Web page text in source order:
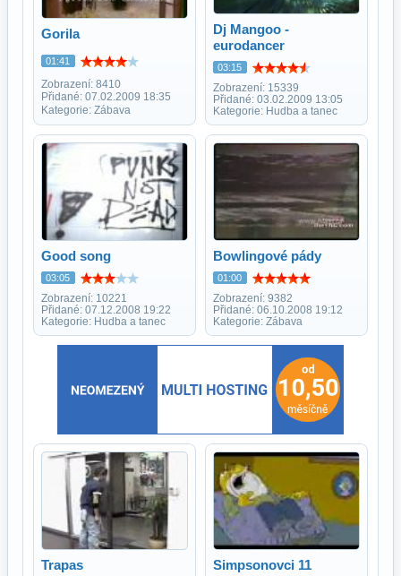
Gorila
01:41
Zobrazení: 8410
Přidané: 07.02.2009 18:35
Kategorie: Zábava
Dj Mangoo -
eurodancer
03:15
Zobrazení: 15339
Přidané: 03.02.2009 13:05
Kategorie: Hudba a tanec
Good song
03:05
Zobrazení: 10221
Přidané: 07.12.2008 19:22
Kategorie: Hudba a tanec
Bowlingové pády
01:00
Zobrazení: 9382
Přidané: 06.10.2008 19:12
Kategorie: Zábava
Trapas Simpsonovci 11